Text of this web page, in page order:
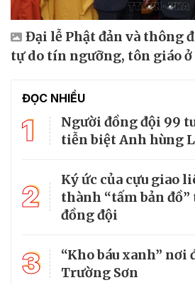
Đại lễ Phật đản và thông
tự do tín ngưỡng, tôn giáo ở
ĐỌC NHIỀU
1
Người đồng đội 99
tiễn biệt Anh hùng
2
Ký ức của cựu giao
thành “tấm bản
đồng đội
3
“Kho báu xanh” nơi
Trường Sơn